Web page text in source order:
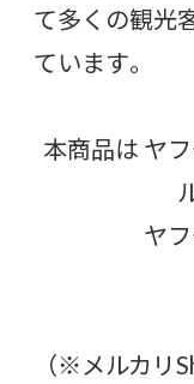
て多くの観光
ています。
本商品は ヤ
ヤ
（※メルカリ